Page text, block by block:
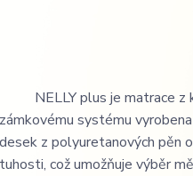
NELLY plus je matrace z
zámkovému systému
desek z polyuretanových pěn
tuhosti, což umožňuje výběr